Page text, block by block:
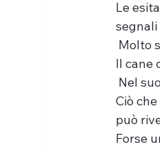
Le
Molto
Il cane
Nel
Ciò
può
Forse